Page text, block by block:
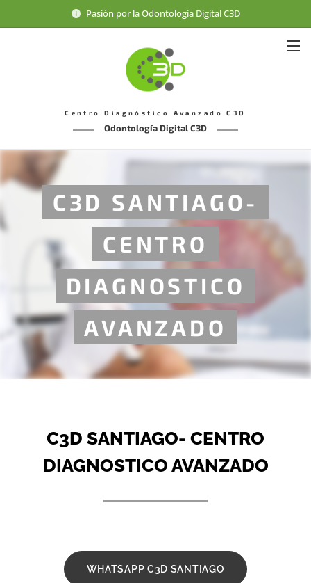
Pasión por la Odontología Digital C3D
Centro Diagnóstico Avanzado C3D
Odontología Digital C3D
C3D SANTIAGO-
CENTRO
DIAGNOSTICO
AVANZADO
C3D SANTIAGO- CENTRO
DIAGNOSTICO AVANZADO
WHATSAPP C3D SANTIAGO